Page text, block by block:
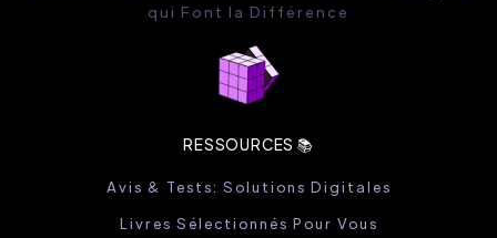
qui Font la Différence
RESSOURCES 📚
Avis & Tests: Solutions Digitales
Livres Sélectionnés Pour Vous